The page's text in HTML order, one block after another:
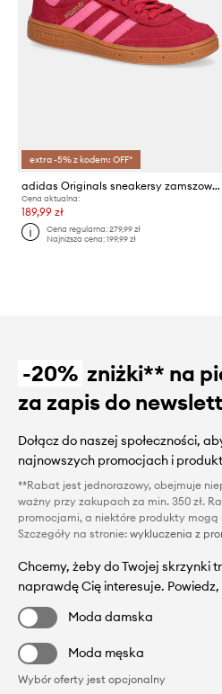
extra -5% z kodem: OFF*
adidas Originals sneakersy zamszowe dziecięce HANDBALL SPEZIAL
Cena aktualna:
189,99 zł
Cena regularna:279,99 zł
Najniższa cena:199,99 zł
-20% zniżki** na
za zapis do
Dołącz do naszej społeczności,
najnowszych promocjach i
**Rabat jest jednorazowy, obejmuje
ważny przy zakupach za min. 350 zł.
promocjami, a niektóre produkty mogą
Szczegóły na stronie: wykluczenia z
Chcemy, żeby do Twojej skrzynki
naprawdę Cię interesuje.
Moda damska
Moda męska
Wybór oferty jest opcjonalny